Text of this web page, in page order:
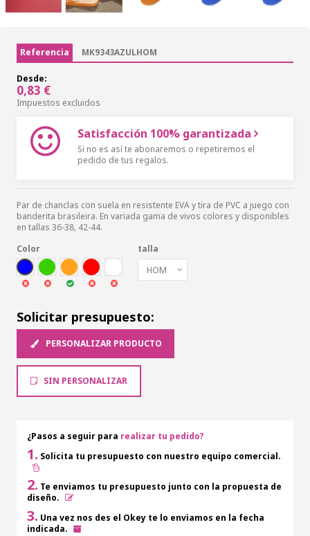
Referencia MK9343AZULHOM
Desde:
0,83 €
Impuestos excluidos
Satisfacción 100% garantizada
Si no es así te abonaremos o repetiremos el
pedido de tus regalos.
Par de chanclas con suela en resistente EVA y tira de PVC a juego con
banderita brasileira. En variada gama de vivos colores y disponibles
en tallas 36-38, 42-44.
Color
AZUL
VER NARA ROJ
talla
Solicitar presupuesto:
PERSONALIZAR PRODUCTO
SIN PERSONALIZAR
¿Pasos a seguir para realizar tu pedido?
1. Solicita tu presupuesto con nuestro equipo comercial.
2. Te enviamos tu presupuesto junto con la propuesta de
diseño.
3. Una vez nos des el Okey te lo enviamos en la fecha
indicada.